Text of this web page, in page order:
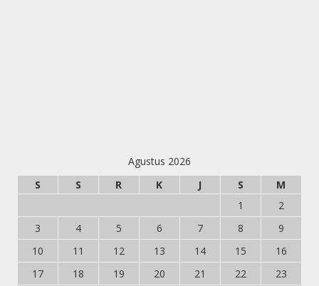
Agustus 2026
S
S R K J S
M
1
2
3
4 5 6 7 8
9
10
11 12 13 14 15
16
17
18 19 20 21 22
23